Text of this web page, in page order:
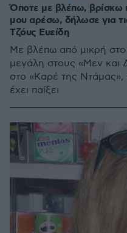
Όποτε με βλέπω, βρίσκω
μου αρέσω, δήλωσε για
Τζόυς Ευείδη
Με βλέπω από μικρή στο
μεγάλη στους «Μεν και
στο «Καρέ της Ντάμας»,
έχει παίξει